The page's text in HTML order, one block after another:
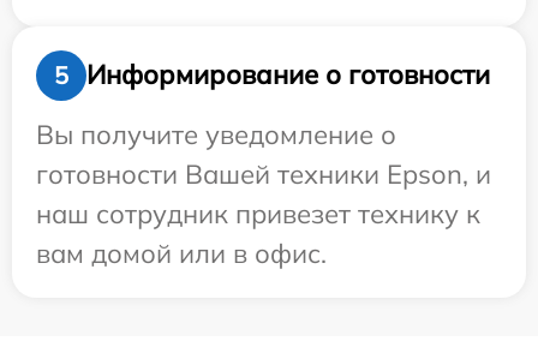
5
Информирование о готовности
Вы получите уведомление о
готовности Вашей техники Epson, и
наш сотрудник привезет технику к
вам домой или в офис.